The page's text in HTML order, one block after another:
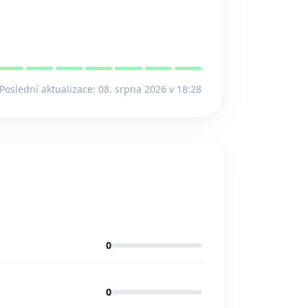
Poslední aktualizace: 08. srpna 2026 v 18:28
0
0